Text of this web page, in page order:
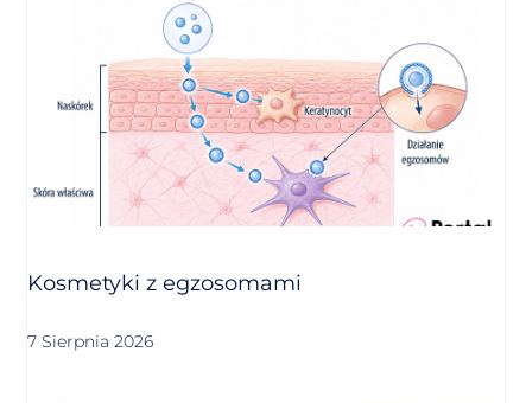
Kosmetyki z egzosomami
7 Sierpnia 2026